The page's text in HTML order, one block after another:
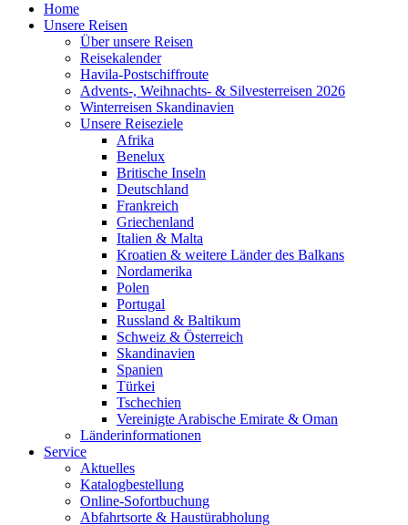
Home
Unsere Reisen
Über unsere Reisen
Reisekalender
Havila-Postschiffroute
Advents-, Weihnachts- & Silvesterreisen 2026
Winterreisen Skandinavien
Unsere Reiseziele
Afrika
Benelux
Britische Inseln
Deutschland
Frankreich
Griechenland
Italien & Malta
Kroatien & weitere Länder des Balkans
Nordamerika
Polen
Portugal
Russland & Baltikum
Schweiz & Österreich
Skandinavien
Spanien
Türkei
Tschechien
Vereinigte Arabische Emirate & Oman
Länderinformationen
Service
Aktuelles
Katalogbestellung
Online-Sofortbuchung
Abfahrtsorte & Haustürabholung